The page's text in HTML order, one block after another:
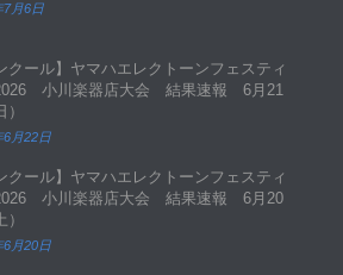
7月6日
クール】ヤマハエレクトーンフェスティ
小川楽器店大会 結果速報 6月21
6月22日
クール】ヤマハエレクトーンフェスティ
小川楽器店大会 結果速報 6月20
6月20日